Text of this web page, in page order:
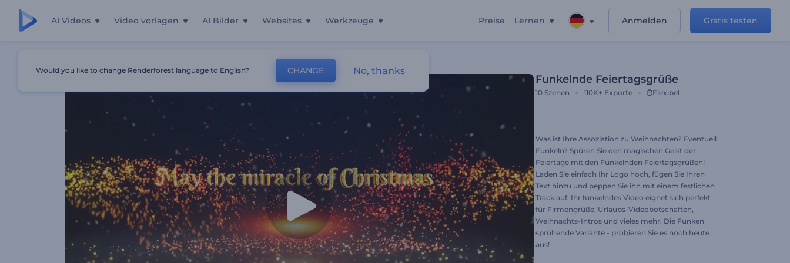
AI Videos Video vorlagen AI Bilder Websites Werkzeuge Preise Lernen Anmelden Gratis testen
Funkelnde Feiertagsgrüße
10 Szenen 110K+ Exporte Flexibel
Was ist Ihre Assoziation zu Weihnachten? Eventuell
Funkeln? Spüren Sie den magischen Geist der
Feiertage mit den Funkelnden Feiertagsgrüßen!
Laden Sie einfach Ihr Logo hoch, fügen Sie Ihren
Text hinzu und peppen Sie ihn mit einem festlichen
Track auf. Ihr funkelndes Video eignet sich perfekt
für Firmengrüße, Urlaubs-Videobotschaften,
Weihnachts-Intros und vieles mehr. Die Funken
sprühende Variante - probieren Sie es noch heute
aus!
Would you like to change Renderforest language to English? CHANGE No, thanks